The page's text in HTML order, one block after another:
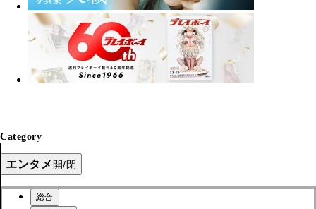
Category
エンタメ 開/閉
総合